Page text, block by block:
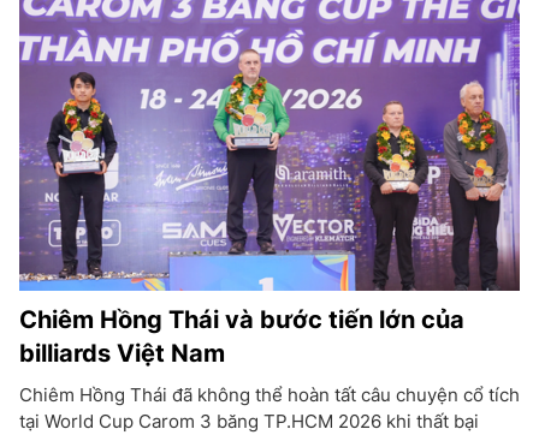
Chiêm Hồng Thái và bước tiến lớn của
billiards Việt Nam
Chiêm Hồng Thái đã không thể hoàn tất câu chuyện cổ tích
tại World Cup Carom 3 băng TP.HCM 2026 khi thất bại